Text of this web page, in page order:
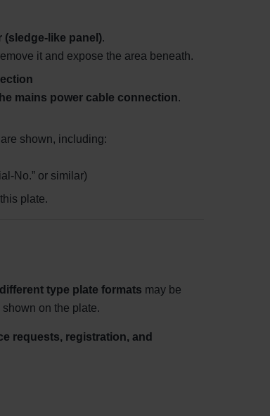
(sledge-like panel).
it and expose the area beneath.
mains power cable connection.
shown, including:
No.” or similar)
plate.
type plate formats may be
on the plate.
requests, registration, and